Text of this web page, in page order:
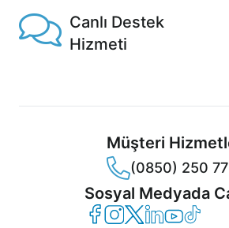
Canlı Destek
Hizmeti
Müşteri
(0850) 250
Sosyal Medyada
Casper Facebook
Casper Instagram
Casper Twitter
Casper
CasperCasper